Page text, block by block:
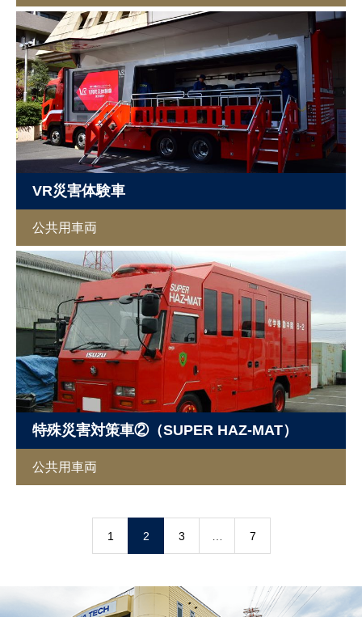
VR災害体験車
公共用車両
特殊災害対策車②（SUPER HAZ-MAT）
公共用車両
1 2 3 7